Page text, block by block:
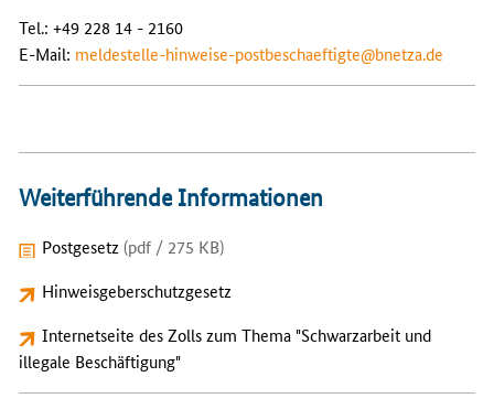
Tel.: +49 228 14 - 2160
E-Mail: meldestelle-hinweise-postbeschaeftigte@bnetza.de
Weiterführende Informationen
Postgesetz (pdf / 275 KB)
Hinweisgeberschutzgesetz
Internetseite des Zolls zum Thema "Schwarzarbeit und
illegale Beschäftigung"